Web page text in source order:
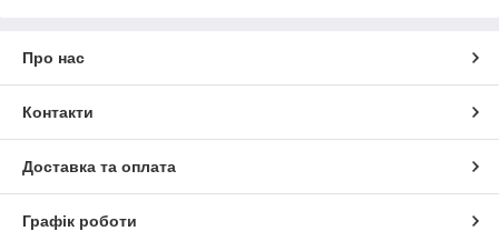
Про нас
Контакти
Доставка та оплата
Графік роботи